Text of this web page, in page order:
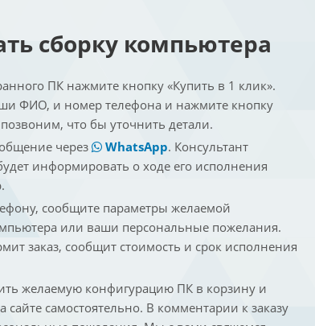
сборку компьютера
ПК нажмите кнопку «Купить в 1 клик».
ФИО, и номер телефона и нажмите кнопку
что бы уточнить детали.
через
WhatsApp. Консультант
информировать о ходе его исполнения
сообщите параметры желаемой
или ваши персональные пожелания.
заказ, сообщит стоимость и срок исполнения
желаемую конфигурацию ПК в корзину и
сайте самостоятельно. В комментарии к заказу